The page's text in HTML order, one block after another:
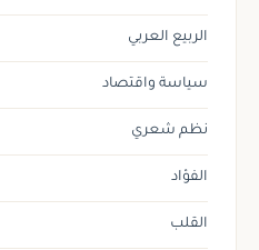
الربيع العربي
سياسة واقتصاد
نظم شعري
الفؤاد
القلب